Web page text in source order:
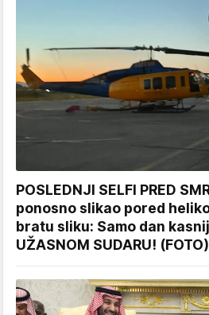
POSLEDNJI SELFI PRED
ponosno slikao pored
bratu sliku: Samo dan
UŽASNOM SUDARU! (FOTO)